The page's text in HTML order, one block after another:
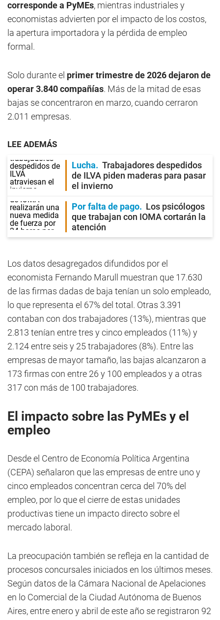
corresponde a PyMEs, mientras industriales y
economistas advierten por el impacto de los costos,
la apertura importadora y la pérdida de empleo
formal.
Solo durante el primer trimestre de 2026 dejaron de
operar 3.840 compañías. Más de la mitad de esas
bajas se concentraron en marzo, cuando cerraron
2.011 empresas.
LEE ADEMÁS
Lucha
Trabajadores despedidos
de ILVA piden maderas para pasar
el invierno
Por falta de pago
Los psicólogos
que trabajan con IOMA cortarán la
atención
Los datos desagregados difundidos por el
economista Fernando Marull muestran que 17.630
de las firmas dadas de baja tenían un solo empleado,
lo que representa el 67% del total. Otras 3.391
contaban con dos trabajadores (13%), mientras que
2.813 tenían entre tres y cinco empleados (11%) y
2.124 entre seis y 25 trabajadores (8%). Entre las
empresas de mayor tamaño, las bajas alcanzaron a
173 firmas con entre 26 y 100 empleados y a otras
317 con más de 100 trabajadores.
El impacto sobre las PyMEs y el
empleo
Desde el Centro de Economía Política Argentina
(CEPA) señalaron que las empresas de entre uno y
cinco empleados concentran cerca del 70% del
empleo, por lo que el cierre de estas unidades
productivas tiene un impacto directo sobre el
mercado laboral.
La preocupación también se refleja en la cantidad de
procesos concursales iniciados en los últimos meses.
Según datos de la Cámara Nacional de Apelaciones
en lo Comercial de la Ciudad Autónoma de Buenos
Aires, entre enero y abril de este año se registraron 92